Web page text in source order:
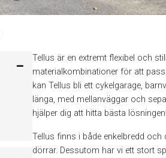
Tellus är en extremt flexibel och
materialkombinationer för att
kan Tellus bli ett cykelgarage,
länga, med mellanväggar och
hjälper dig att hitta bästa lösningen!
Tellus finns i både enkelbredd
dörrar. Dessutom har vi ett stort